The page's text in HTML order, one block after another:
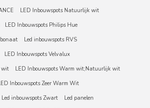
LED Inbouwspots Natuurlijk wit
LED Inbouwspots Philips Hue
Led inbouwspots RVS
LED Inbouwspots Velvalux
wit
LED Inbouwspots Warm wit;Natuurlijk wit
Inbouwspots Zeer Warm Wit
Led inbouwspots Zwart
Led panelen